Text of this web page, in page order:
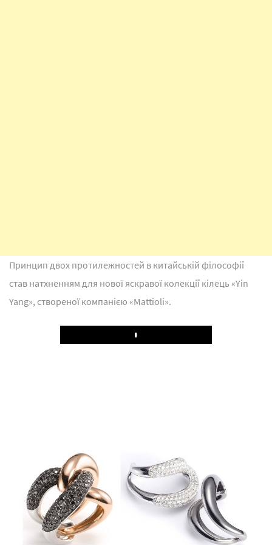
Принцип двох протилежностей в китайській філософії
став натхненням для нової яскравої колекції кілець «Yin
Yang», створеної компанією «Mattioli».
Play